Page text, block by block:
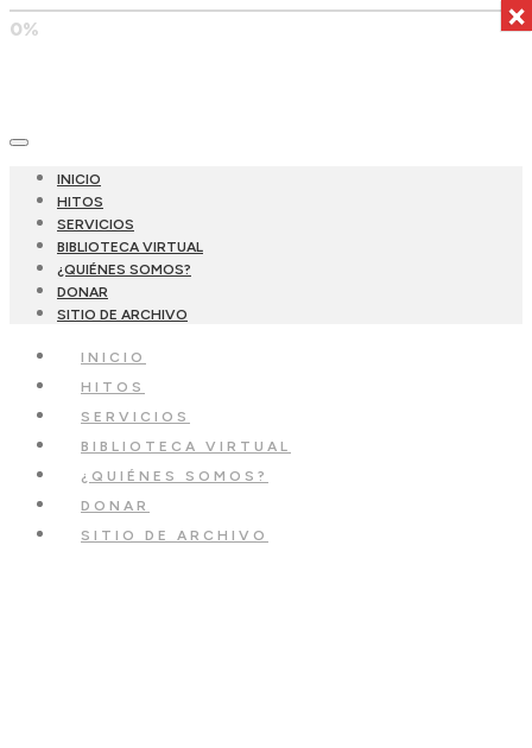
0%
INICIO
HITOS
SERVICIOS
BIBLIOTECA VIRTUAL
¿QUIÉNES SOMOS?
DONAR
SITIO DE ARCHIVO
INICIO
HITOS
SERVICIOS
BIBLIOTECA VIRTUAL
¿QUIÉNES SOMOS?
DONAR
SITIO DE ARCHIVO
×